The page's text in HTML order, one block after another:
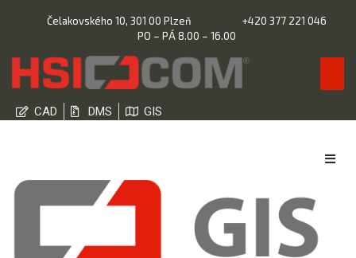
Čelakovského 10, 301 00 Plzeň
+420 377 221 046
PO – PÁ 8.00 – 16.00
CAD DMS GIS